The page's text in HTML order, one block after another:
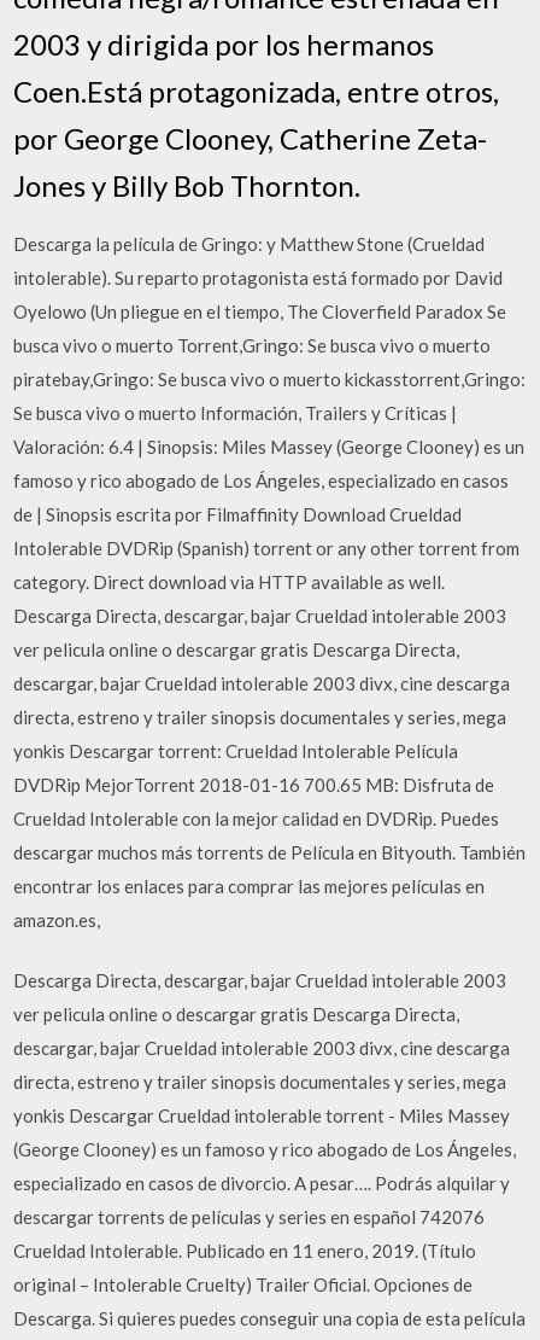
2003 y dirigida por los hermanos
Coen.Está protagonizada, entre otros,
por George Clooney, Catherine Zeta-
Jones y Billy Bob Thornton.
Descarga la película de Gringo: y Matthew Stone (Crueldad
intolerable). Su reparto protagonista está formado por David
Oyelowo (Un pliegue en el tiempo, The Cloverfield Paradox Se
busca vivo o muerto Torrent,Gringo: Se busca vivo o muerto
piratebay,Gringo: Se busca vivo o muerto kickasstorrent,Gringo:
Se busca vivo o muerto Información, Trailers y Críticas |
Valoración: 6.4 | Sinopsis: Miles Massey (George Clooney) es un
famoso y rico abogado de Los Ángeles, especializado en casos
de | Sinopsis escrita por Filmaffinity Download Crueldad
Intolerable DVDRip (Spanish) torrent or any other torrent from
category. Direct download via HTTP available as well.
Descarga Directa, descargar, bajar Crueldad intolerable 2003
ver pelicula online o descargar gratis Descarga Directa,
descargar, bajar Crueldad intolerable 2003 divx, cine descarga
directa, estreno y trailer sinopsis documentales y series, mega
yonkis Descargar torrent: Crueldad Intolerable Película
DVDRip MejorTorrent 2018-01-16 700.65 MB: Disfruta de
Crueldad Intolerable con la mejor calidad en DVDRip. Puedes
descargar muchos más torrents de Película en Bityouth. También
encontrar los enlaces para comprar las mejores películas en
amazon.es,
Descarga Directa, descargar, bajar Crueldad intolerable 2003
ver pelicula online o descargar gratis Descarga Directa,
descargar, bajar Crueldad intolerable 2003 divx, cine descarga
directa, estreno y trailer sinopsis documentales y series, mega
yonkis Descargar Crueldad intolerable torrent - Miles Massey
(George Clooney) es un famoso y rico abogado de Los Ángeles,
especializado en casos de divorcio. A pesar…. Podrás alquilar y
descargar torrents de películas y series en español 742076
Crueldad Intolerable. Publicado en 11 enero, 2019. (Título
original – Intolerable Cruelty) Trailer Oficial. Opciones de
Descarga. Si quieres puedes conseguir una copia de esta película